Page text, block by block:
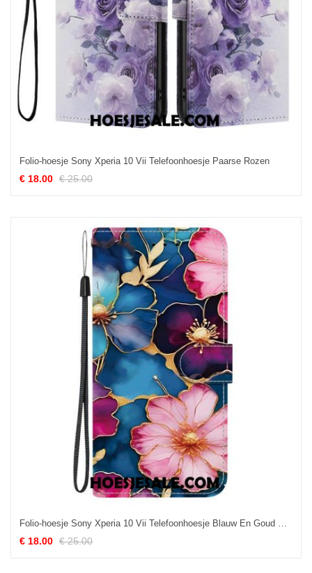
Folio-hoesje Sony Xperia 10 Vii Telefoonhoesje Paarse Rozen
€ 18.00 € 25.00
Folio-hoesje Sony Xperia 10 Vii Telefoonhoesje Blauw En Goud Bloemenpatroon
€ 18.00 € 25.00